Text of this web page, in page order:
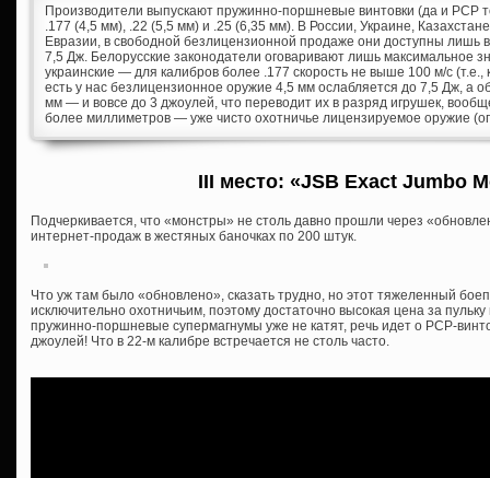
Производители выпускают пружинно-поршневые винтовки (да и PCP
.177 (4,5 мм), .22 (5,5 мм) и .25 (6,35 мм). В России, Украине,
Евразии, в свободной безлицензионной продаже они доступны лишь
7,5 Дж. Белорусские законодатели оговаривают лишь максимальное
украинские — для калибров более .177 скорость не выше 100 м/с (т.е.,
есть у нас безлицензионное оружие 4,5 мм ослабляется до 7,5 Дж, а
мм — и вовсе до 3 джоулей, что переводит их в разряд игрушек,
более миллиметров — уже чисто охотничье лицензируемое оружие
III место: «JSB Exact Jumbo
Подчеркивается, что «монстры» не столь давно прошли через
интернет-продаж в жестяных баночках по 200 штук.
Что уж там было «обновлено», сказать трудно, но этот тяжеленный
исключительно охотничьим, поэтому достаточно высокая цена за
пружинно-поршневые супермагнумы уже не катят, речь идет о PCP-
джоулей! Что в 22-м калибре встречается не столь часто.